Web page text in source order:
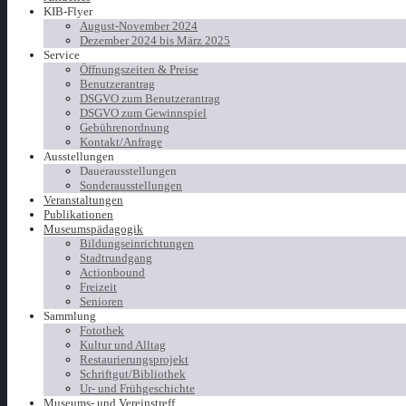
KIB-Flyer
August-November 2024
Dezember 2024 bis März 2025
Service
Öffnungszeiten & Preise
Benutzerantrag
DSGVO zum Benutzerantrag
DSGVO zum Gewinnspiel
Gebührenordnung
Kontakt/Anfrage
Ausstellungen
Dauerausstellungen
Sonderausstellungen
Veranstaltungen
Publikationen
Museumspädagogik
Bildungseinrichtungen
Stadtrundgang
Actionbound
Freizeit
Senioren
Sammlung
Fotothek
Kultur und Alltag
Restaurierungsprojekt
Schriftgut/Bibliothek
Ur- und Frühgeschichte
Museums- und Vereinstreff